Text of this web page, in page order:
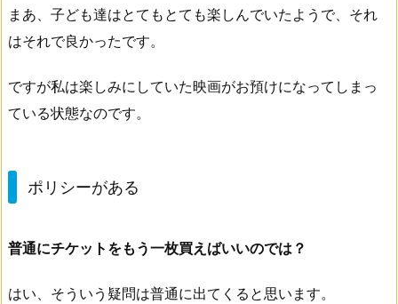
まあ、子ども達はとてもとても楽しんでいたようで、それ
はそれで良かったです。
ですが私は楽しみにしていた映画がお預けになってしまっ
ている状態なのです。
ポリシーがある
普通にチケットをもう一枚買えばいいのでは？
はい、そういう疑問は普通に出てくると思います。